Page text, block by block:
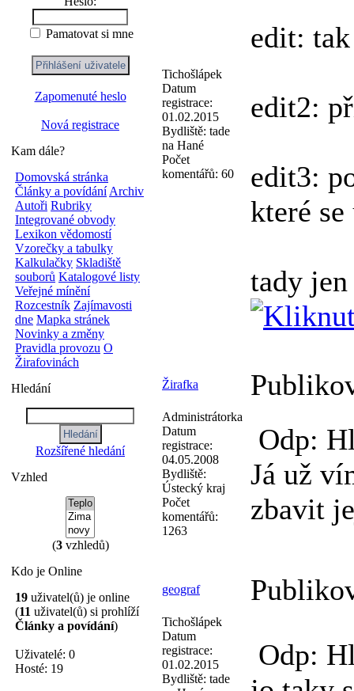
Pamatovat si mne
Zapomenuté heslo
Nová registrace
Kam dále?
Domovská stránka
Články a povídání Archiv
Autoři Rubriky
Integrované obvody
Lexikon vědomostí
Vzorečky a tabulky
Kalkulačky Skladiště
souborů Katalogové listy
Veřejné mínění
Rozcestník Zajímavosti
dne Mapka stránek
Novinky a změny
Pravidla provozu O
Žirafovinách
Hledání
Rozšířené hledání
Vzhled
(3vzhledů)
Kdo je Online
19 uživatel(ů) je online
(11 uživatel(ů) si prohlíží
Články a povídání)
Uživatelé: 0
Hosté: 19
Tichošlápek
Datum
registrace:
01.02.2015
Bydliště: tade
na Hané
Počet
komentářů: 60
edit:
edit2:
edit3:
které
tady
Žirafka
Administrátorka
Datum
registrace:
04.05.2008
Bydliště:
Ústecký kraj
Počet
komentářů:
1263
Odp:
Já už
zbavit
geograf
Tichošlápek
Datum
registrace:
01.02.2015
Bydliště: tade
Odp: